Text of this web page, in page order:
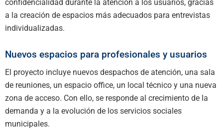
confidencialidad durante la atención a los usuarios, gracias
a la creación de espacios más adecuados para entrevistas
individualizadas.
Nuevos espacios para profesionales y usuarios
El proyecto incluye nuevos despachos de atención, una sala
de reuniones, un espacio office, un local técnico y una nueva
zona de acceso. Con ello, se responde al crecimiento de la
demanda y a la evolución de los servicios sociales
municipales.